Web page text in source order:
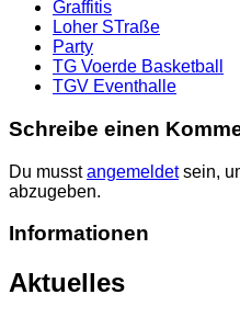
Graffitis
Loher STraße
Party
TG Voerde Basketball
TGV Eventhalle
Schreibe einen
Du musstangemeldetsein,
abzugeben.
Informationen
Aktuelles